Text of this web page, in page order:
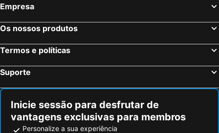
Hotel Les Flamboyants
Empresa
Os nossos produtos
Termos e políticas
Suporte
Inicie sessão para desfrutar de
vantagens exclusivas para membros
Personalize a sua experiência